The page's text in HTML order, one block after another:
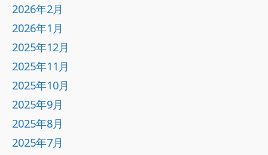
2026年2月
2026年1月
2025年12月
2025年11月
2025年10月
2025年9月
2025年8月
2025年7月